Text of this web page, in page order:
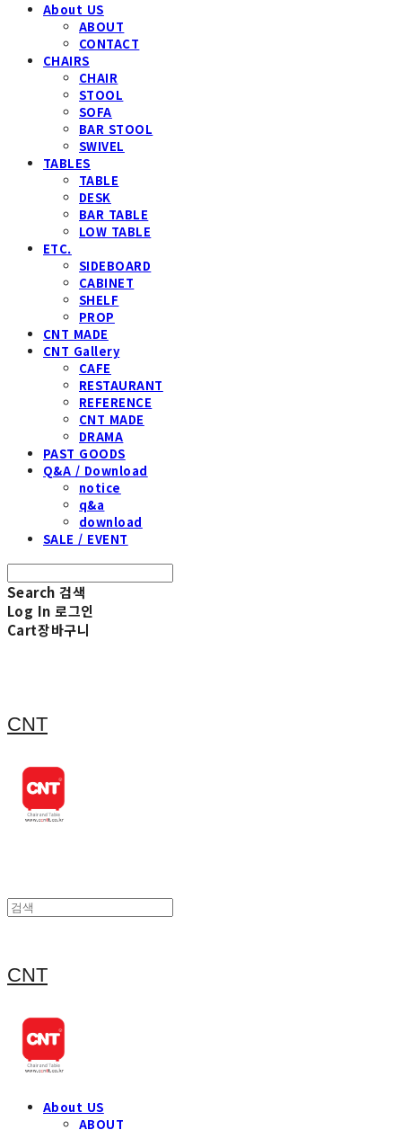
About US
ABOUT
CONTACT
CHAIRS
CHAIR
STOOL
SOFA
BAR STOOL
SWIVEL
TABLES
TABLE
DESK
BAR TABLE
LOW TABLE
ETC.
SIDEBOARD
CABINET
SHELF
PROP
CNT MADE
CNT Gallery
CAFE
RESTAURANT
REFERENCE
CNT MADE
DRAMA
PAST GOODS
Q&A / Download
notice
q&a
download
SALE / EVENT
Search 검색
Log In 로그인
Cart장바구니
CNT
CNT
About US
ABOUT